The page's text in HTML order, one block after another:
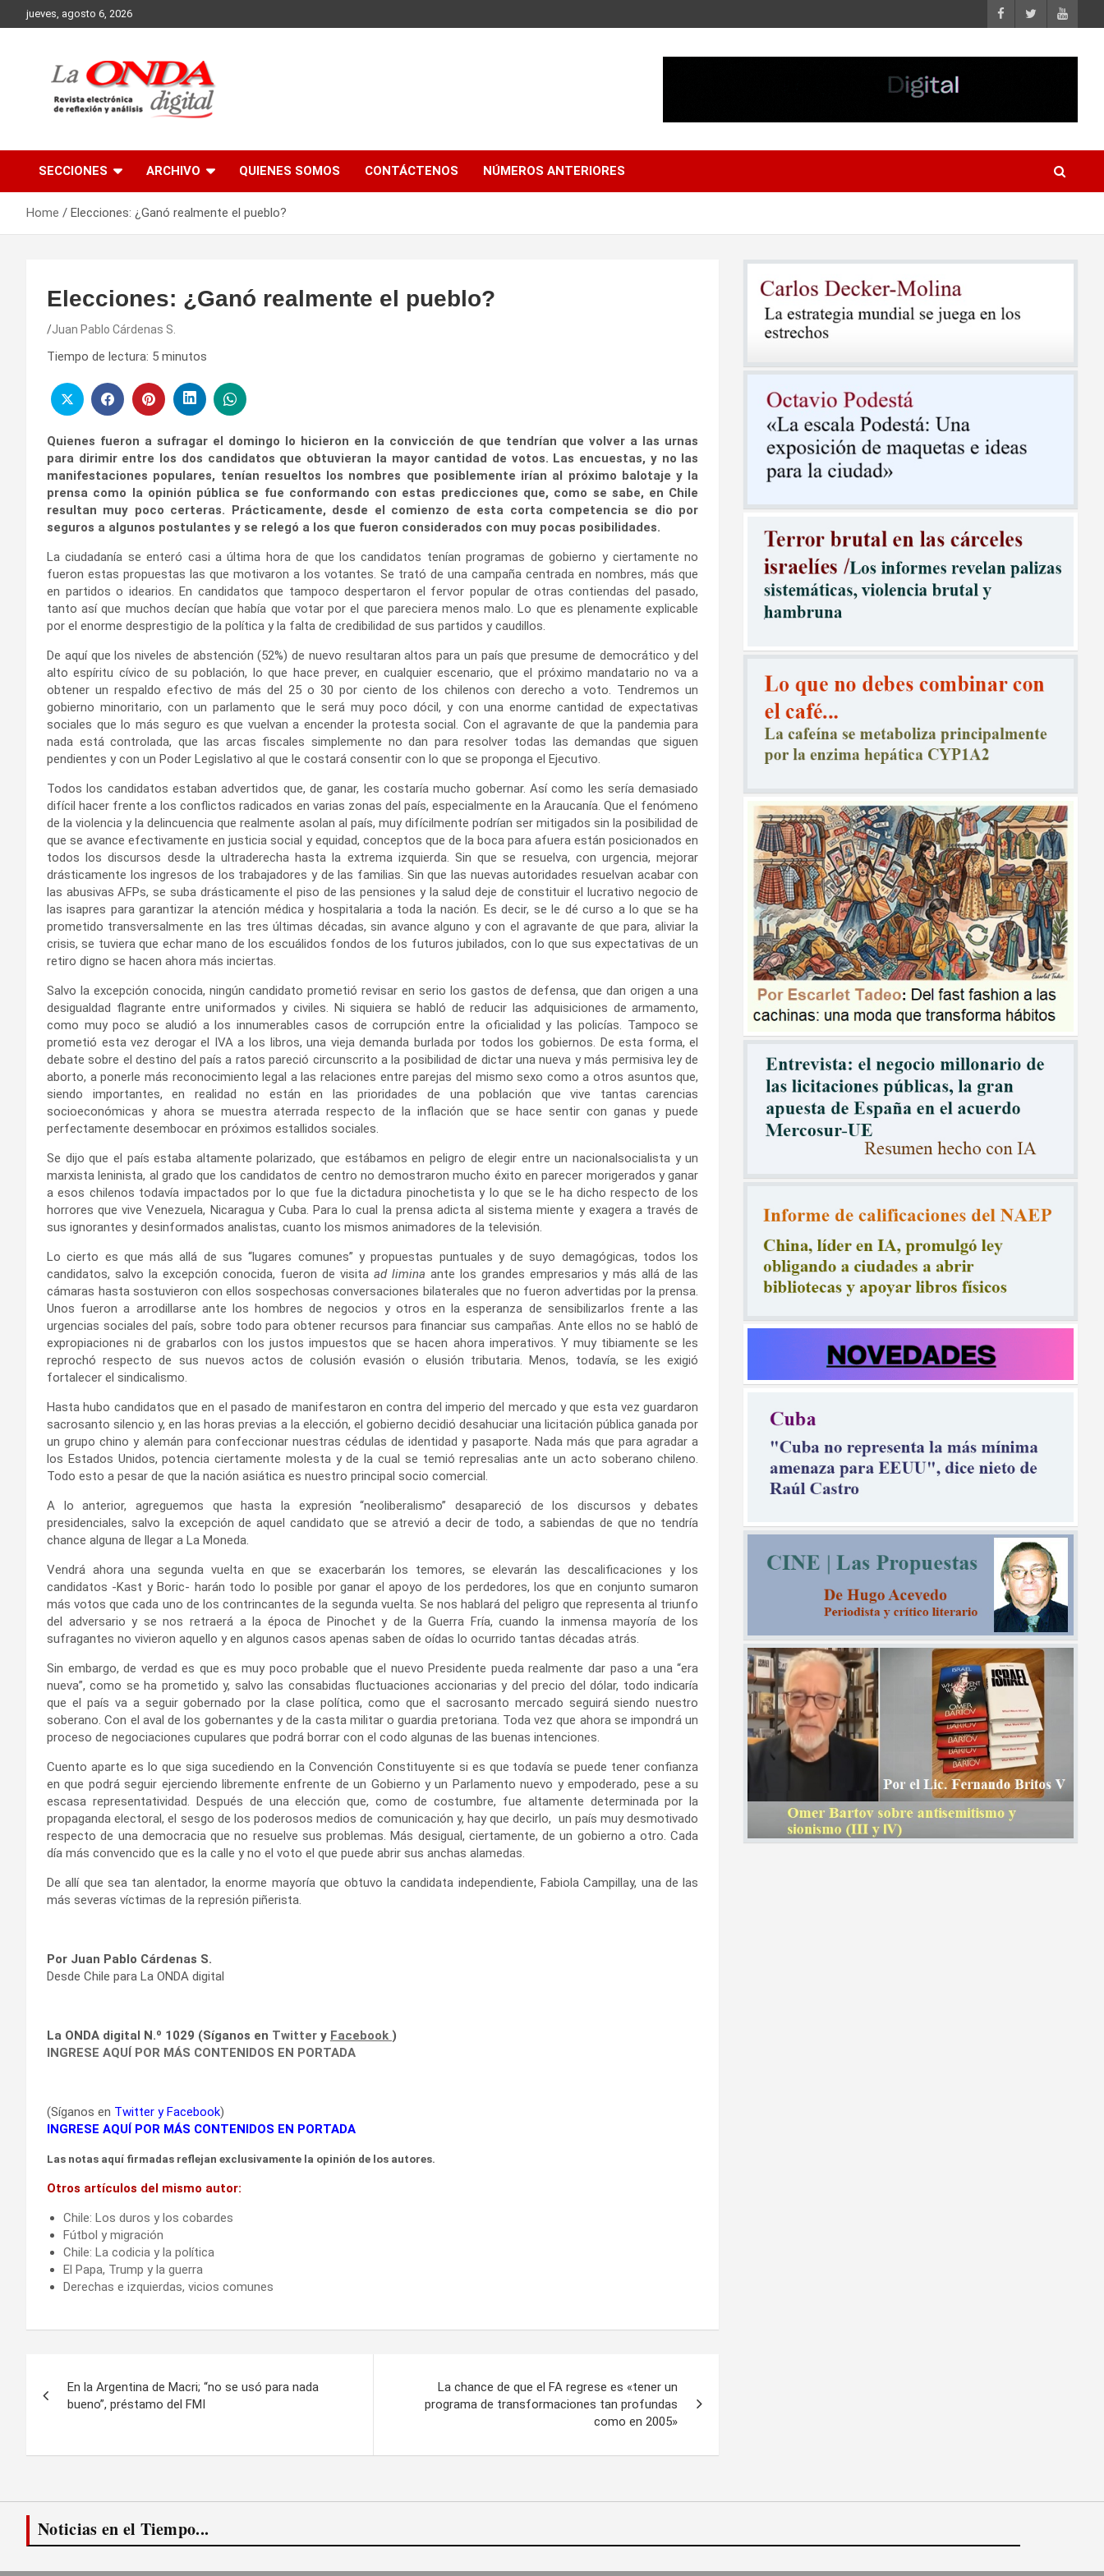
to
jueves, agosto 6, 2026
SECCIONES ARCHIVO QUIENES SOMOS CONTÁCTENOS NÚMEROS ANTERIORES
Home Elecciones: ¿Ganó realmente el pueblo?
Elecciones: ¿Ganó realmente el pueblo?
Juan Pablo Cárdenas S.
Tiempo de lectura: 5 minutos
Quienes fueron a sufragar el domingo lo hicieron en la convicción de que tendrían que volver a las urnas
para dirimir entre los dos candidatos que obtuvieran la mayor cantidad de votos. Las encuestas, y no las
manifestaciones populares, tenían resueltos los nombres que posiblemente irían al próximo balotaje y la
prensa como la opinión pública se fue conformando con estas predicciones que, como se sabe, en Chile
resultan muy poco certeras. Prácticamente, desde el comienzo de esta corta competencia se dio por
seguros a algunos postulantes y se relegó a los que fueron considerados con muy pocas posibilidades.
La ciudadanía se enteró casi a última hora de que los candidatos tenían programas de gobierno y ciertamente no
fueron estas propuestas las que motivaron a los votantes. Se trató de una campaña centrada en nombres, más que
en partidos o idearios. En candidatos que tampoco despertaron el fervor popular de otras contiendas del pasado,
tanto así que muchos decían que había que votar por el que pareciera menos malo. Lo que es plenamente explicable
por el enorme desprestigio de la política y la falta de credibilidad de sus partidos y caudillos.
De aquí que los niveles de abstención (52%) de nuevo resultaran altos para un país que presume de democrático y del
alto espíritu cívico de su población, lo que hace prever, en cualquier escenario, que el próximo mandatario no va a
obtener un respaldo efectivo de más del 25 o 30 por ciento de los chilenos con derecho a voto. Tendremos un
gobierno minoritario, con un parlamento que le será muy poco dócil, y con una enorme cantidad de expectativas
sociales que lo más seguro es que vuelvan a encender la protesta social. Con el agravante de que la pandemia para
nada está controlada, que las arcas fiscales simplemente no dan para resolver todas las demandas que siguen
pendientes y con un Poder Legislativo al que le costará consentir con lo que se proponga el Ejecutivo.
Todos los candidatos estaban advertidos que, de ganar, les costaría mucho gobernar. Así como les sería demasiado
difícil hacer frente a los conflictos radicados en varias zonas del país, especialmente en la Araucanía. Que el fenómeno
de la violencia y la delincuencia que realmente asolan al país, muy difícilmente podrían ser mitigados sin la posibilidad de
que se avance efectivamente en justicia social y equidad, conceptos que de la boca para afuera están posicionados en
todos los discursos desde la ultraderecha hasta la extrema izquierda. Sin que se resuelva, con urgencia, mejorar
drásticamente los ingresos de los trabajadores y de las familias. Sin que las nuevas autoridades resuelvan acabar con
las abusivas AFPs, se suba drásticamente el piso de las pensiones y la salud deje de constituir el lucrativo negocio de
las isapres para garantizar la atención médica y hospitalaria a toda la nación. Es decir, se le dé curso a lo que se ha
prometido transversalmente en las tres últimas décadas, sin avance alguno y con el agravante de que para, aliviar la
crisis, se tuviera que echar mano de los escuálidos fondos de los futuros jubilados, con lo que sus expectativas de un
retiro digno se hacen ahora más inciertas.
Salvo la excepción conocida, ningún candidato prometió revisar en serio los gastos de defensa, que dan origen a una
desigualdad flagrante entre uniformados y civiles. Ni siquiera se habló de reducir las adquisiciones de armamento,
como muy poco se aludió a los innumerables casos de corrupción entre la oficialidad y las policías. Tampoco se
prometió esta vez derogar el IVA a los libros, una vieja demanda burlada por todos los gobiernos. De esta forma, el
debate sobre el destino del país a ratos pareció circunscrito a la posibilidad de dictar una nueva y más permisiva ley de
aborto, a ponerle más reconocimiento legal a las relaciones entre parejas del mismo sexo como a otros asuntos que,
siendo importantes, en realidad no están en las prioridades de una población que vive tantas carencias
socioeconómicas y ahora se muestra aterrada respecto de la inflación que se hace sentir con ganas y puede
perfectamente desembocar en próximos estallidos sociales.
Se dijo que el país estaba altamente polarizado, que estábamos en peligro de elegir entre un nacionalsocialista y un
marxista leninista, al grado que los candidatos de centro no demostraron mucho éxito en parecer morigerados y ganar
a esos chilenos todavía impactados por lo que fue la dictadura pinochetista y lo que se le ha dicho respecto de los
horrores que vive Venezuela, Nicaragua y Cuba. Para lo cual la prensa adicta al sistema miente y exagera a través de
sus ignorantes y desinformados analistas, cuanto los mismos animadores de la televisión.
Lo cierto es que más allá de sus “lugares comunes” y propuestas puntuales y de suyo demagógicas, todos los
candidatos, salvo la excepción conocida, fueron de visita ad limina ante los grandes empresarios y más allá de las
cámaras hasta sostuvieron con ellos sospechosas conversaciones bilaterales que no fueron advertidas por la prensa.
Unos fueron a arrodillarse ante los hombres de negocios y otros en la esperanza de sensibilizarlos frente a las
urgencias sociales del país, sobre todo para obtener recursos para financiar sus campañas. Ante ellos no se habló de
expropiaciones ni de grabarlos con los justos impuestos que se hacen ahora imperativos. Y muy tibiamente se les
reprochó respecto de sus nuevos actos de colusión evasión o elusión tributaria. Menos, todavía, se les exigió
fortalecer el sindicalismo.
Hasta hubo candidatos que en el pasado de manifestaron en contra del imperio del mercado y que esta vez guardaron
sacrosanto silencio y, en las horas previas a la elección, el gobierno decidió desahuciar una licitación pública ganada por
un grupo chino y alemán para confeccionar nuestras cédulas de identidad y pasaporte. Nada más que para agradar a
los Estados Unidos, potencia ciertamente molesta y de la cual se temió represalias ante un acto soberano chileno.
Todo esto a pesar de que la nación asiática es nuestro principal socio comercial.
A lo anterior, agreguemos que hasta la expresión “neoliberalismo” desapareció de los discursos y debates
presidenciales, salvo la excepción de aquel candidato que se atrevió a decir de todo, a sabiendas de que no tendría
chance alguna de llegar a La Moneda.
Vendrá ahora una segunda vuelta en que se exacerbarán los temores, se elevarán las descalificaciones y los
candidatos -Kast y Boric- harán todo lo posible por ganar el apoyo de los perdedores, los que en conjunto sumaron
más votos que cada uno de los contrincantes de la segunda vuelta. Se nos hablará del peligro que representa al triunfo
del adversario y se nos retraerá a la época de Pinochet y de la Guerra Fría, cuando la inmensa mayoría de los
sufragantes no vivieron aquello y en algunos casos apenas saben de oídas lo ocurrido tantas décadas atrás.
Sin embargo, de verdad es que es muy poco probable que el nuevo Presidente pueda realmente dar paso a una “era
nueva”, como se ha prometido y, salvo las consabidas fluctuaciones accionarias y del precio del dólar, todo indicaría
que el país va a seguir gobernado por la clase política, como que el sacrosanto mercado seguirá siendo nuestro
soberano. Con el aval de los gobernantes y de la casta militar o guardia pretoriana. Toda vez que ahora se impondrá un
proceso de negociaciones cupulares que podrá borrar con el codo algunas de las buenas intenciones.
Cuento aparte es lo que siga sucediendo en la Convención Constituyente si es que todavía se puede tener confianza
en que podrá seguir ejerciendo libremente enfrente de un Gobierno y un Parlamento nuevo y empoderado, pese a su
escasa representatividad. Después de una elección que, como de costumbre, fue altamente determinada por la
propaganda electoral, el sesgo de los poderosos medios de comunicación y, hay que decirlo, un país muy desmotivado
respecto de una democracia que no resuelve sus problemas. Más desigual, ciertamente, de un gobierno a otro. Cada
día más convencido que es la calle y no el voto el que puede abrir sus anchas alamedas.
De allí que sea tan alentador, la enorme mayoría que obtuvo la candidata independiente, Fabiola Campillay, una de las
más severas víctimas de la represión piñerista.
Por Juan Pablo Cárdenas S.
Desde Chile para La ONDA digital
La ONDA digital N.º 1029 (Síganos en Twitter y Facebook )
INGRESE AQUÍ POR MÁS CONTENIDOS EN PORTADA
(Síganos en Twitter yFacebook)
INGRESE AQUÍ POR MÁS CONTENIDOS EN PORTADA
Las notas aquí firmadas reflejan exclusivamente la opinión de los autores.
Otros artículos del mismo autor:
Chile: Los duros y los cobardes
Fútbol y migración
Chile: La codicia y la política
El Papa, Trump y la guerra
Derechas e izquierdas, vicios comunes
de
En la Argentina de Macri; “no se usó para nada
bueno”, préstamo del FMI
La chance de que el FA regrese es «tener un
programa de transformaciones tan profundas
como en 2005»
Noticias en el Tiempo...